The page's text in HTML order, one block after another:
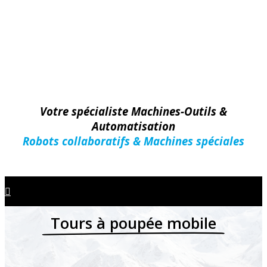
Votre spécialiste Machines-Outils &
Automatisation
Robots collaboratifs & Machines spéciales
Machines-Outils
Tours à poupée mobile